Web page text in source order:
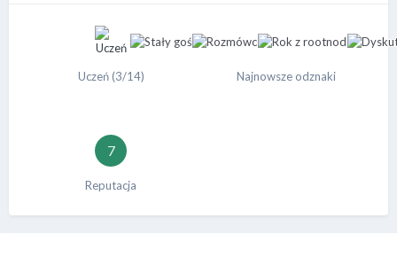
Uczeń (3/14) Najnowsze odznaki
7
Reputacja